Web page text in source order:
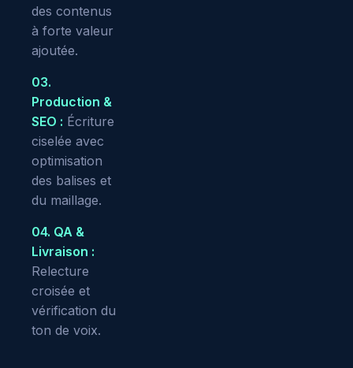
des contenus
à forte valeur
ajoutée.
03.
Production &
SEO : Écriture
ciselée avec
optimisation
des balises et
du maillage.
04. QA &
Livraison :
Relecture
croisée et
vérification du
ton de voix.